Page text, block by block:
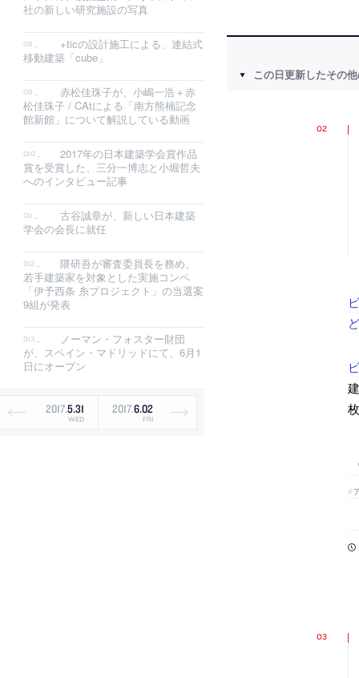
社の新しい研究施設の写真
+ticの設計施工による、連結式
移動建築「cube」
赤松佳珠子が、小嶋一浩＋赤
松佳珠子 / CAtによる「南方熊楠記念
館新館」について解説している動画
2017年の日本建築学会賞作品
賞を受賞した、三分一博志と小堀哲夫
へのインタビュー記事
古谷誠章が、新しい日本建築
学会の会長に就任
隈研吾が審査委員長を務め、
若手建築家を対象とした実施コンペ
「伊予西条 糸プロジェクト」の当選案
9組が発表
ノーマン・フォスター財団
が、スペイン・マドリッドにて、6月1
日にオープン
2017.5.31
WED
2017.6.02
FRI
この日更新したその